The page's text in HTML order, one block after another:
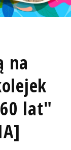
na
lat"